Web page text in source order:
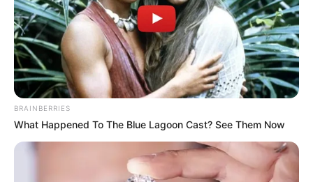
Nachmittagskaffee.
Ich hoffe, Sie haben genauso viel Freude beim
Backen und Genießen dieses
Schokoladenkuchens wie ich. Viel Spaß und
guten Appetit!
BRAINBERRIES
What Happened To The Blue Lagoon Cast? See Them Now